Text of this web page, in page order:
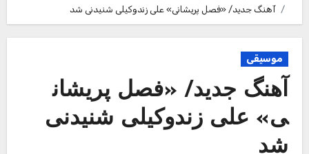
آهنگ جدید/ «فصل پریشانی» علی زندوکیلی شنیدنی شد
موسیقی
آهنگ جدید/ «فصل پریشان
ی» علی زندوکیلی شنیدنی
شد